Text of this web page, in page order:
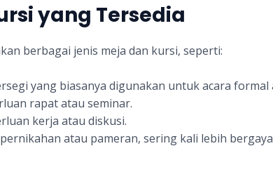
yang Tersedia
berbagai jenis meja dan kursi, seperti:
yang biasanya digunakan untuk acara
rapat atau seminar.
kerja atau diskusi.
atau pameran, sering kali lebih